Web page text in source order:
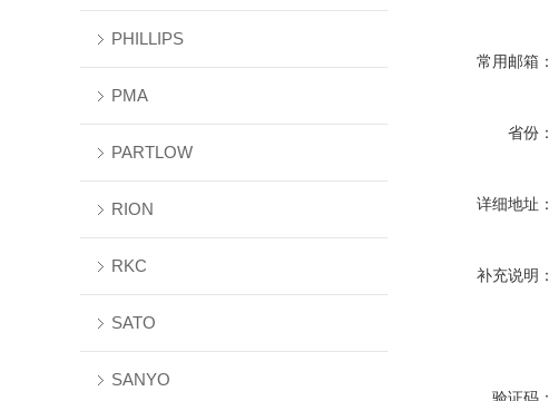
PHILLIPS
PMA
PARTLOW
RION
RKC
SATO
SANYO
常用邮箱：
省份：
详细地址：
补充说明：